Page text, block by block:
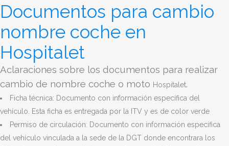
Documentos para cambio
nombre coche en
Hospitalet
Aclaraciones sobre los documentos para realizar
cambio de nombre coche o moto Hospitalet.
Ficha técnica: Documento con información específica del
vehículo. Esta ficha es entregada por la ITV y es de color verde
Permiso de circulación: Documento con información específica
del vehículo vinculada a la sede de la DGT donde encontrara los